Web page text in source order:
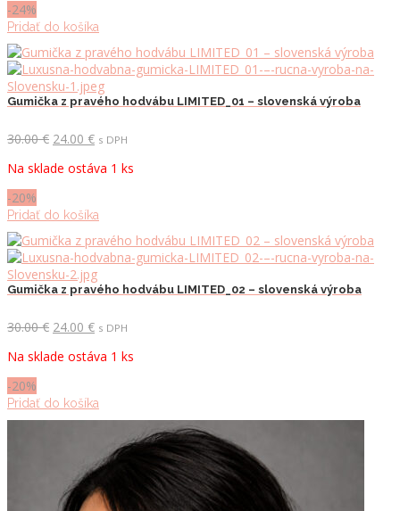
-24%
Pridať do košíka
Gumička z pravého hodvábu LIMITED_01 – slovenská výroba
30.00€ Pôvodná
bola:
24.00 €Aktuálna
je:
s DPH
Na sklade ostáva 1 ks
-20%
Pridať do košíka
Gumička z pravého hodvábu LIMITED_02 – slovenská výroba
30.00€ Pôvodná
bola:
24.00 €Aktuálna
je:
s DPH
Na sklade ostáva 1 ks
-20%
Pridať do košíka